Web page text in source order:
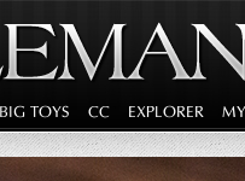
BIG TOYS CC EXPLORER